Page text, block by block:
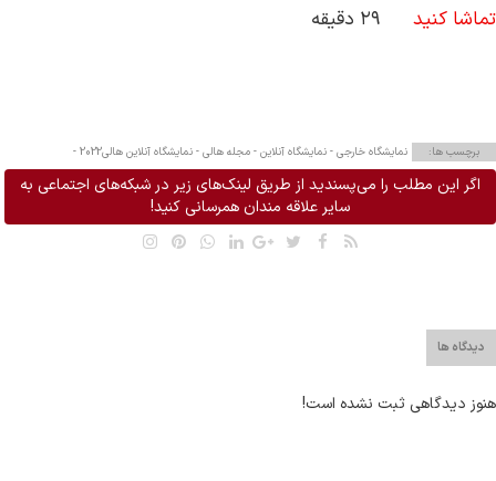
تماشا کنید
برچسب ها: نمایشگاه خارجی - نمایشگاه آنلاین - مجله هالی - نمایشگاه آنلاین هالی2022 -
اگر این مطلب را می‌پسندید از طریق لینک‌های زیر در شبکه‌های اجتماعی به
سایر علاقه مندان همرسانی کنید!
دیدگاه ها
هنوز دیدگاهی ثبت نشده است!